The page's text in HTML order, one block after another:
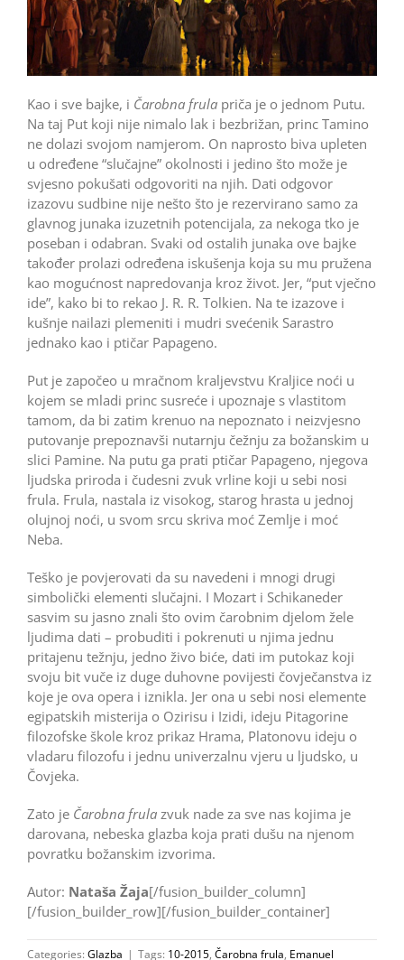
Kao i sve bajke, i Čarobna frula priča je o jednom Putu.
Na taj Put koji nije nimalo lak i bezbrižan, princ Tamino
ne dolazi svojom namjerom. On naprosto biva upleten
u određene “slučajne” okolnosti i jedino što može je
svjesno pokušati odgovoriti na njih. Dati odgovor
izazovu sudbine nije nešto što je rezervirano samo za
glavnog junaka izuzetnih potencijala, za nekoga tko je
poseban i odabran. Svaki od ostalih junaka ove bajke
također prolazi određena iskušenja koja su mu pružena
kao mogućnost napredovanja kroz život. Jer, “put vječno
ide”, kako bi to rekao J. R. R. Tolkien. Na te izazove i
kušnje nailazi plemeniti i mudri svećenik Sarastro
jednako kao i ptičar Papageno.
Put je započeo u mračnom kraljevstvu Kraljice noći u
kojem se mladi princ susreće i upoznaje s vlastitom
tamom, da bi zatim krenuo na nepoznato i neizvjesno
putovanje prepoznavši nutarnju čežnju za božanskim u
slici Pamine. Na putu ga prati ptičar Papageno, njegova
ljudska priroda i čudesni zvuk vrline koji u sebi nosi
frula. Frula, nastala iz visokog, starog hrasta u jednoj
olujnoj noći, u svom srcu skriva moć Zemlje i moć
Neba.
Teško je povjerovati da su navedeni i mnogi drugi
simbolički elementi slučajni. I Mozart i Schikaneder
sasvim su jasno znali što ovim čarobnim djelom žele
ljudima dati – probuditi i pokrenuti u njima jednu
pritajenu težnju, jedno živo biće, dati im putokaz koji
svoju bit vuče iz duge duhovne povijesti čovječanstva iz
koje je ova opera i iznikla. Jer ona u sebi nosi elemente
egipatskih misterija o Ozirisu i Izidi, ideju Pitagorine
filozofske škole kroz prikaz Hrama, Platonovu ideju o
vladaru filozofu i jednu univerzalnu vjeru u ljudsko, u
Čovjeka.
Zato je Čarobna frula zvuk nade za sve nas kojima je
darovana, nebeska glazba koja prati dušu na njenom
povratku božanskim izvorima.
Autor: Nataša Žaja[/fusion_builder_column]
[/fusion_builder_row][/fusion_builder_container]
Categories: Glazba | Tags: 10-2015, Čarobna frula, Emanuel